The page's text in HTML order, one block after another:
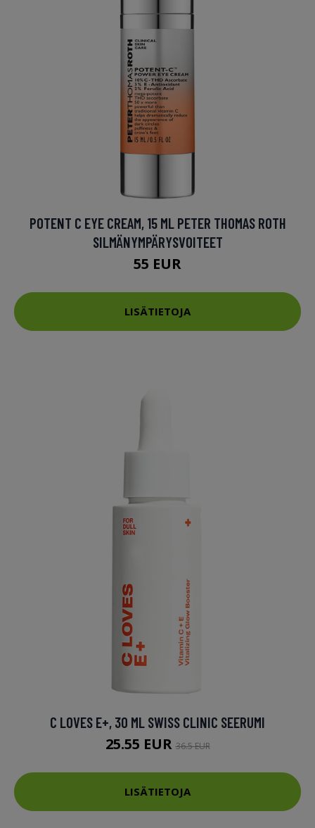
POTENT C EYE CREAM, 15 ML PETER THOMAS ROTH
SILMÄNYMPÄRYSVOITEET
55 EUR
LISÄTIETOJA
C LOVES E+, 30 ML SWISS CLINIC SEERUMI
25.55 EUR36.5 EUR
LISÄTIETOJA